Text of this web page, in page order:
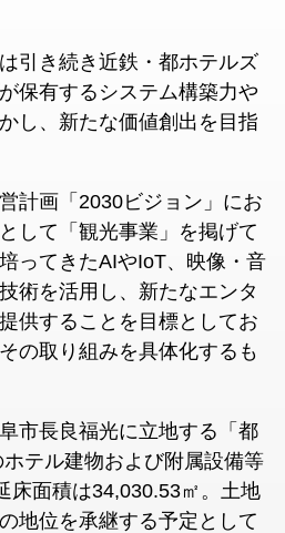
引き続き近鉄・都ホテルズ
保有するシステム構築力や
し、新たな価値創出を目指
計画「2030ビジョン」にお
して「観光事業」を掲げて
ってきたAIやIoT、映像・音
術を活用し、新たなエンタ
供することを目標としてお
の取り組みを具体化するも
市長良福光に立地する「都
テル建物および附属設備等
床面積は34,030.53㎡。土地
地位を承継する予定として